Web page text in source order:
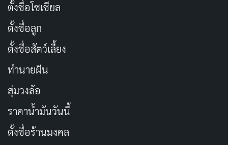
นัมกุงมิน (Namkoong Min)
ขับเคลื่อนเรื่องราว เขาสวมบทบาทศัลยแพทย์ที่เก่งกาจแต่
ไม่สามารถผ่าตัดชีวิตคู่ของตัวเองได้อย่างหมดจด ฉากที่เขา
เลือกผ่าตัดคนไข้ฉุกเฉินแทนที่จะดูแลคนไข้ VIP ภายใต้แรง
กดดันจากระบบบริหารของโรงพยาบาล ทำให้ตัวละครมี
ตั้งชื่อโซเชียล
ตั้งชื่อลูก
ตั้งชื่อสัตว์เลี้ยง
ทำนายฝัน
สุ่มวงล้อ
ราคาน้ำมันวันนี้
ตั้งชื่อร้านมงคล